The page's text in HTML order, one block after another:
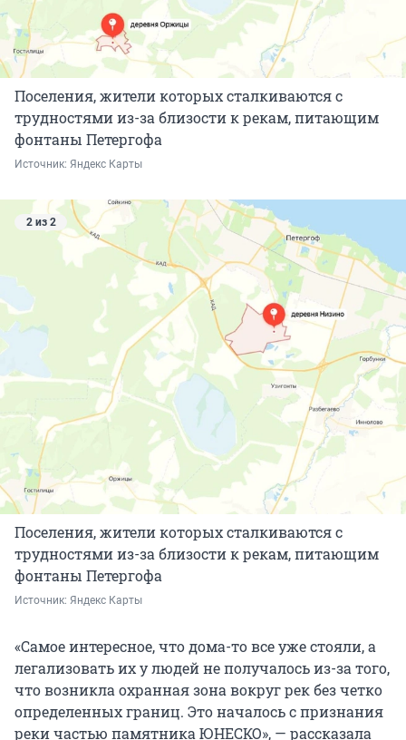
Поселения, жители которых сталкиваются с
трудностями из-за близости к рекам, питающим
фонтаны Петергофа
Источник: Яндекс Карты
2 из 2
Поселения, жители которых сталкиваются с
трудностями из-за близости к рекам, питающим
фонтаны Петергофа
Источник: Яндекс Карты
«Самое интересное, что дома-то все уже стояли, а
легализовать их у людей не получалось из-за того,
что возникла охранная зона вокруг рек без четко
определенных границ. Это началось с признания
реки частью памятника ЮНЕСКО», — рассказала